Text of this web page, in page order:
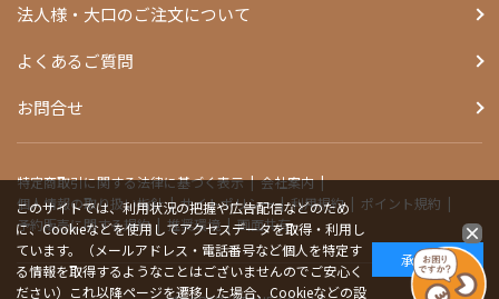
法人様・大口のご注文について
よくあるご質問
お問合せ
特定商取引に関する法律に基づく表示
会社案内
個人情報の取り扱い指針
サイトポリシー 利用規約
ポイント規約
予約販売に関する規約
推奨環境 画面共有
このサイトでは、利用状況の把握や広告配信などのため
に、Cookieなどを使用してアクセスデータを取得・利用し
ています。（メールアドレス・電話番号など個人を特定す
る情報を取得するようなことはございませんのでご安心く
ださい）これ以降ページを遷移した場合、Cookieなどの設
承諾する